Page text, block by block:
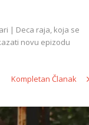
| Deca raja, koja se
novu epizodu
Kompletan Članak